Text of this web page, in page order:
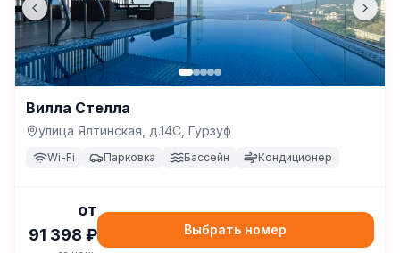
Вилла Стелла
улица Ялтинская, д.14С, Гурзуф
Wi-Fi Парковка Бассейн Кондиционер
от
91 398 ₽ Выбрать номер